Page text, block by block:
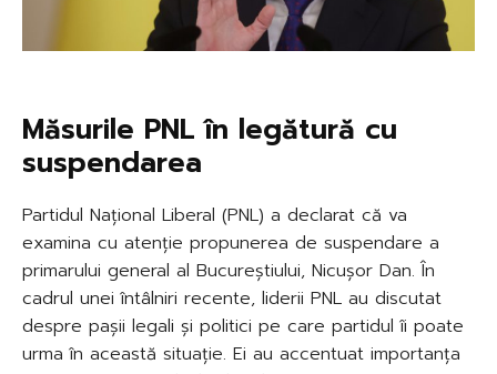
Măsurile PNL în legătură cu
suspendarea
Partidul Național Liberal (PNL) a declarat că va
examina cu atenție propunerea de suspendare a
primarului general al Bucureștiului, Nicușor Dan. În
cadrul unei întâlniri recente, liderii PNL au discutat
despre pașii legali și politici pe care partidul îi poate
urma în această situație. Ei au accentuat importanța